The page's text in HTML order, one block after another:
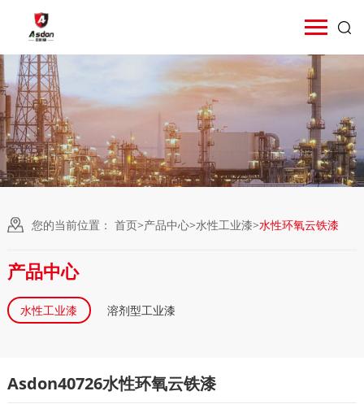
您的当前位置： 首页>产品中心>水性工业漆>水性环氧云铁漆
产品中心
水性工业漆 溶剂型工业漆
Asdon40726水性环氧云铁漆